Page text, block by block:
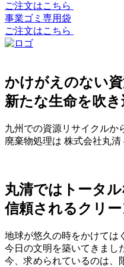
ご注文はこちら
事業ゴミ専用袋
ご注文はこちら
かけがえのない
新たな生命を吹き
九州での資源リサイクルか
廃棄物処理は 株式会社丸清
丸清ではトータ
信頼されるクリー
地球が悠久の時をかけては
今日の文明を築いてきまし
今、求められているのは、